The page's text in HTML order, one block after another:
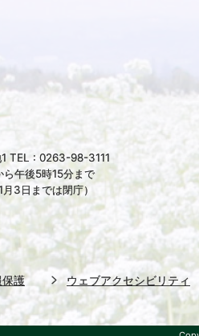
TEL : 0263-98-3111
午後5時15分まで
3日までは閉庁）
護 ウェブアクセシビリティ